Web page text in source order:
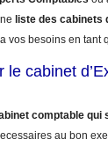
liste des cabinets
vos besoins en tant
cabinet
comptable qui
au bon